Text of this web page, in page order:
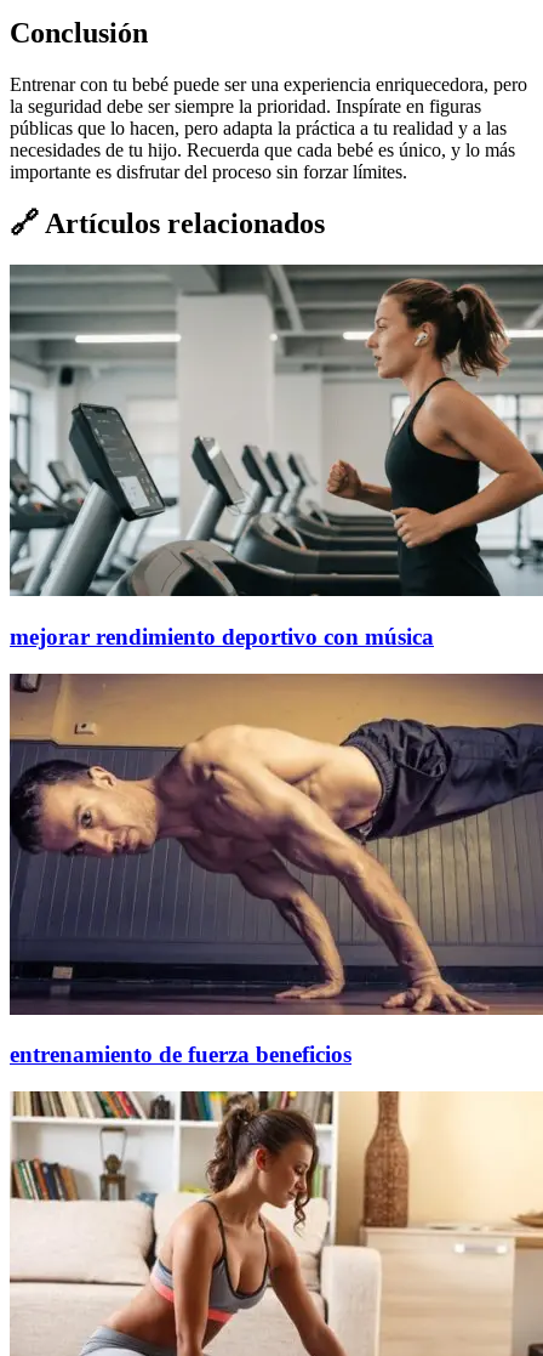
Conclusión
Entrenar con tu bebé puede ser una experiencia enriquecedora, pero
la seguridad debe ser siempre la prioridad. Inspírate en figuras
públicas que lo hacen, pero adapta la práctica a tu realidad y a las
necesidades de tu hijo. Recuerda que cada bebé es único, y lo más
importante es disfrutar del proceso sin forzar límites.
🔗Artículos relacionados
mejorar rendimiento deportivo con música
entrenamiento de fuerza beneficios